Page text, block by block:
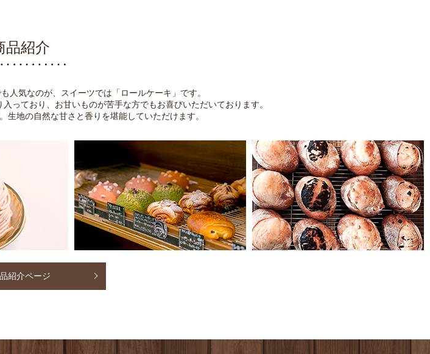
品紹介
人気なのが、スイーツでは「ロールケーキ」です。
っており、お甘いものが苦手な方でもお喜びいただいております。
生地の自然な甘さと香りを堪能していただけます。
紹介ページ